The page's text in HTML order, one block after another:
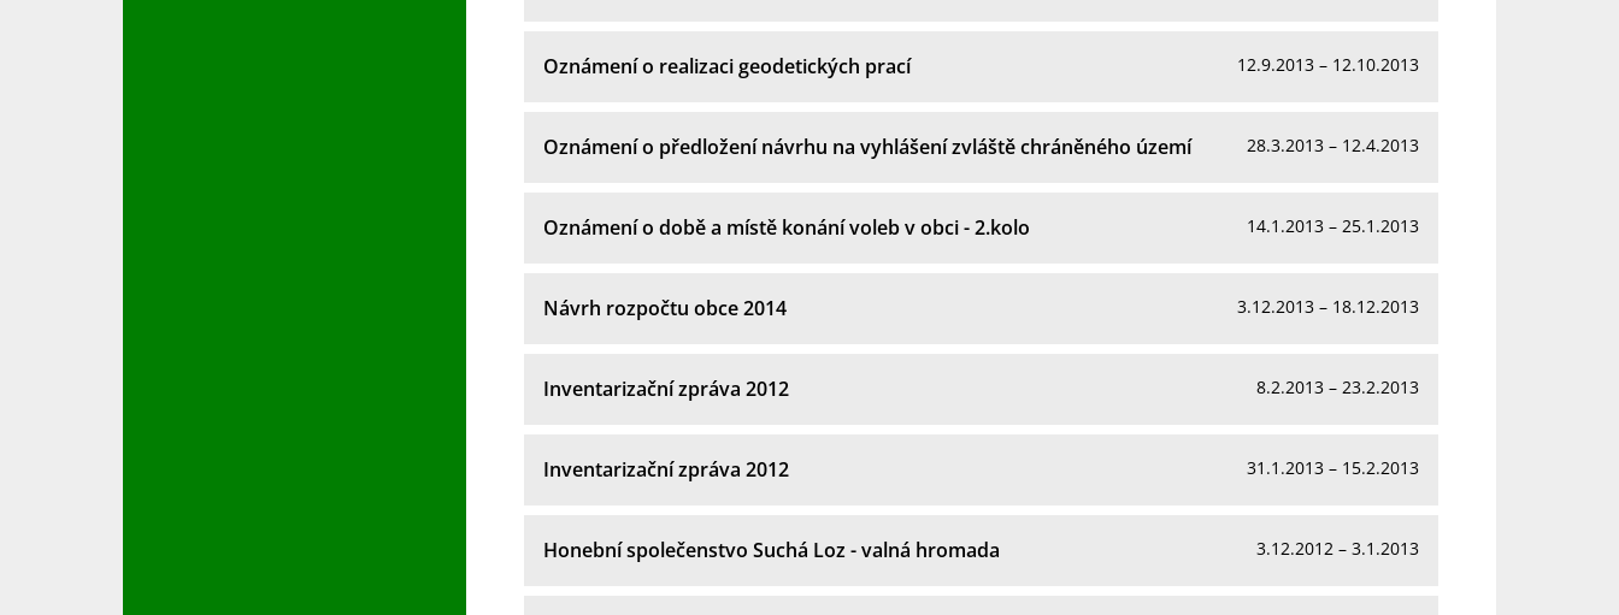
Oznámení o realizaci geodetických prací 12.9.2013 – 12.10.2013
Oznámení o předložení návrhu na vyhlášení zvláště chráněného území 28.3.2013 – 12.4.2013
Oznámení o době a místě konání voleb v obci - 2.kolo 14.1.2013 – 25.1.2013
Návrh rozpočtu obce 2014 3.12.2013 – 18.12.2013
Inventarizační zpráva 2012 8.2.2013 – 23.2.2013
Inventarizační zpráva 2012 31.1.2013 – 15.2.2013
Honební společenstvo Suchá Loz - valná hromada 3.12.2012 – 3.1.2013